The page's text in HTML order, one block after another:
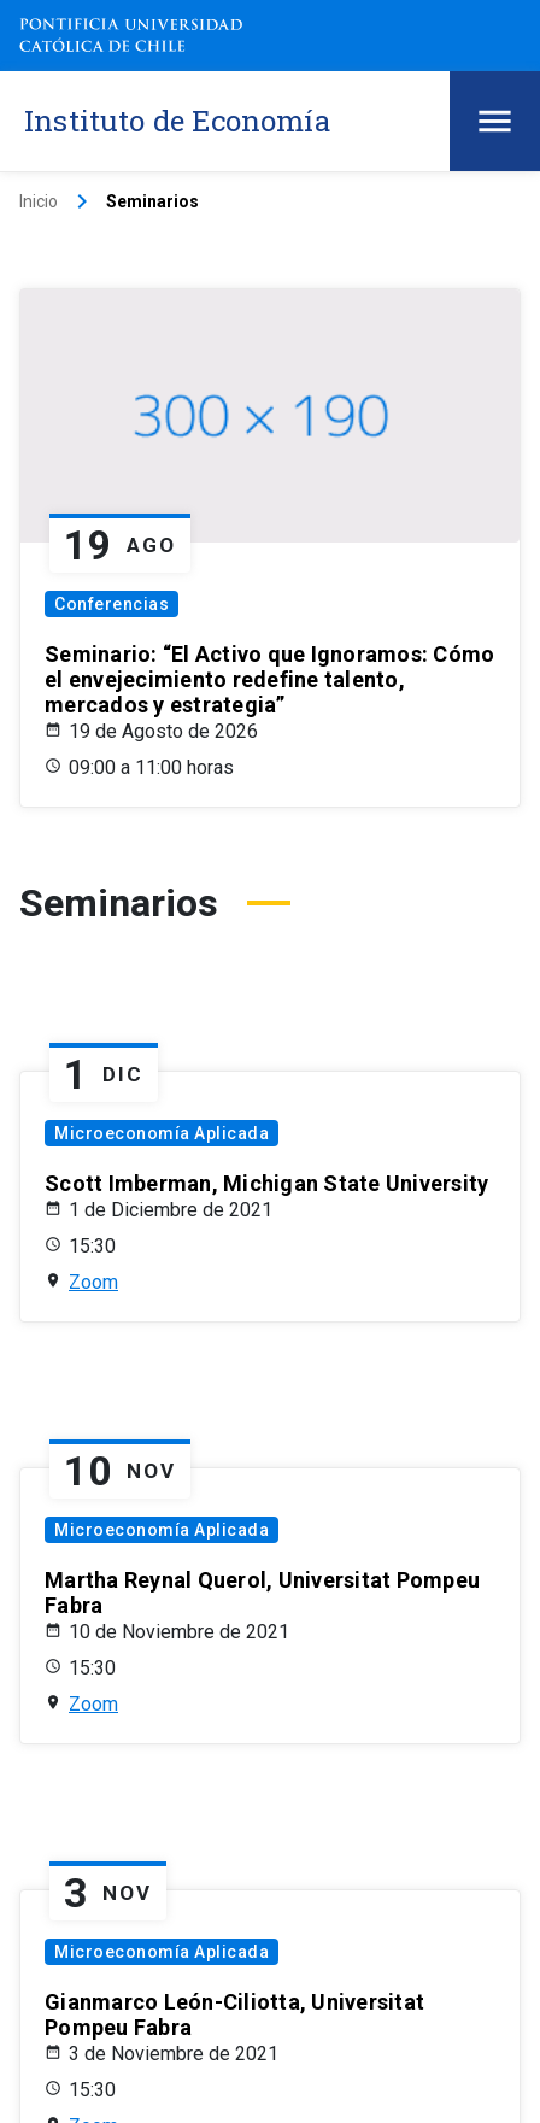
Instituto de Economía
Inicio keyboard_arrow_right Seminarios
19 AGO
Conferencias
Seminario: “El Activo que Ignoramos: Cómo
el envejecimiento redefine talento,
mercados y estrategia”
19 de Agosto de 2026
09:00 a 11:00 horas
Seminarios
1 DIC
Microeconomía Aplicada
Scott Imberman, Michigan State University
1 de Diciembre de 2021
15:30
Zoom
10 NOV
Microeconomía Aplicada
Martha Reynal Querol, Universitat Pompeu
Fabra
10 de Noviembre de 2021
15:30
Zoom
3 NOV
Microeconomía Aplicada
Gianmarco León-Ciliotta, Universitat
Pompeu Fabra
3 de Noviembre de 2021
15:30